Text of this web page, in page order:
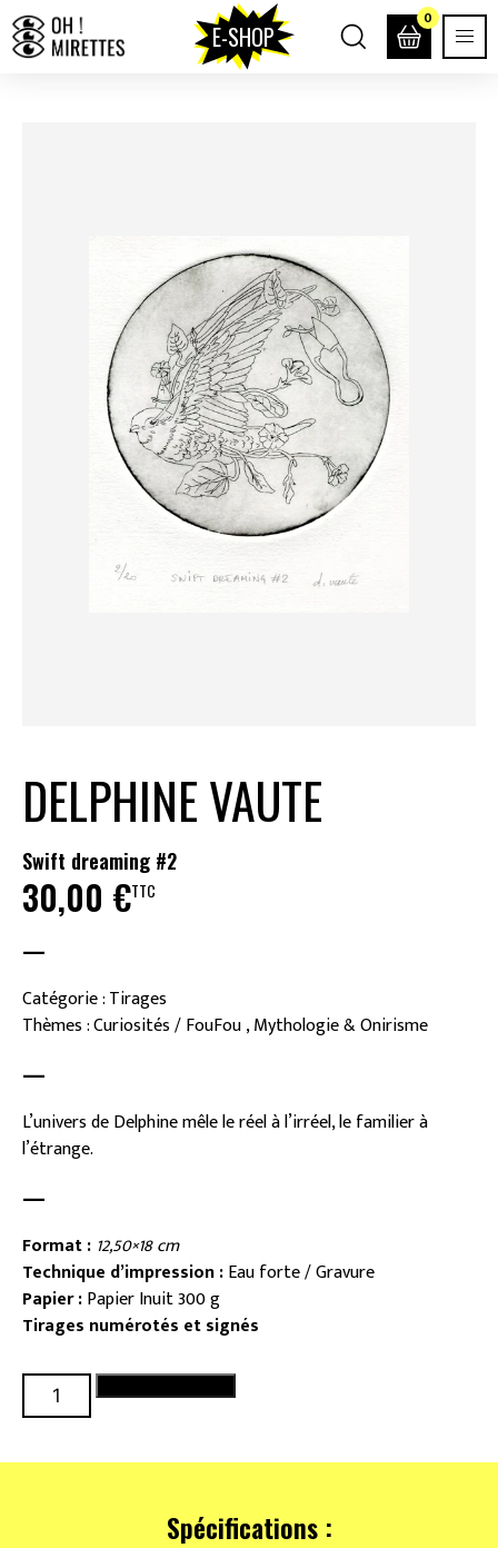
E-SHOP
0
DELPHINE VAUTE
Swift dreaming #2
30,00 €TTC
—
Catégorie : Tirages
Thèmes : Curiosités / FouFou , Mythologie & Onirisme
—
L’univers de Delphine mêle le réel à l’irréel, le familier à
l’étrange.
—
Format : 12,50×18 cm
Technique d’impression :Eau forte / Gravure
Papier :Papier Inuit 300 g
Tirages numérotés et signés
quantité
de
dreaming
Spécifications :